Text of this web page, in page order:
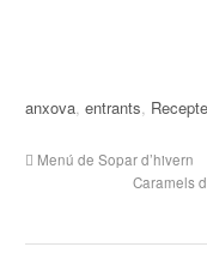
anxova ,entrants
Menú de Sopar d’hivern
Caramels